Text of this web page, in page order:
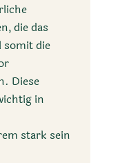
die das
somit die
Diese
in
stark sein